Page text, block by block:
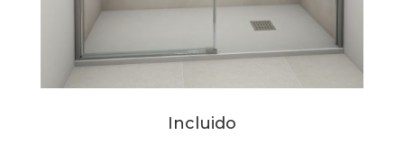
Incluido